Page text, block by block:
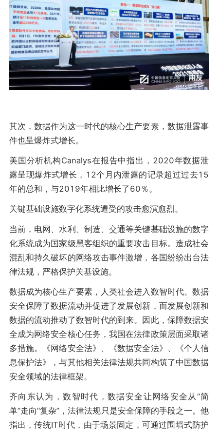
其次，数据作为这一时代的核心生产要素，数据泄露事
件也呈爆炸式增长。
美国分析机构Canalys在报告中指出，2020年数据泄
露呈现爆炸式增长，12个月内泄露的记录超过过去15
年的总和，与2019年相比增长了60％。
关键基础设施数字化系统遭受的攻击愈演愈烈。
当前，电网、水利、制造、交通等关键基础设施的数字
化系统成为国家级黑客组织的重要攻击目标。造成社会
混乱和持久破坏的网络攻击事件激增，各国纷纷出台法
律法规，严格保护关基设施。
数据成为核心生产要素，人类社会进入数智时代。数据
安全保障了数据流动并促进了发展创新，而发展创新和
数据的流动推动了数智时代的到来。因此，保障数据安
全成为网络安全核心任务，我国在法律政策层面采取诸
多措施。《网络安全法》、《数据安全法》、《个人信
息保护法》，与其他相关法律法规共同构筑了中国数据
安全领域的法律框架。
齐向东认为，数智时代，数据安全让网络安全从“简
单”走向“复杂”，法律法规只是安全保障的手段之一。他
指出，传统IT时代，由于场景固定，可通过围墙式防护